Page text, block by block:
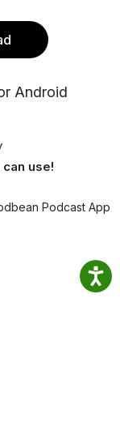
Android
use!
Podcast App